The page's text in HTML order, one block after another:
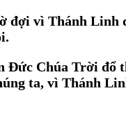
đợi vì Thánh Linh
Ðức Chúa Trời đổ
ta, vì Thánh